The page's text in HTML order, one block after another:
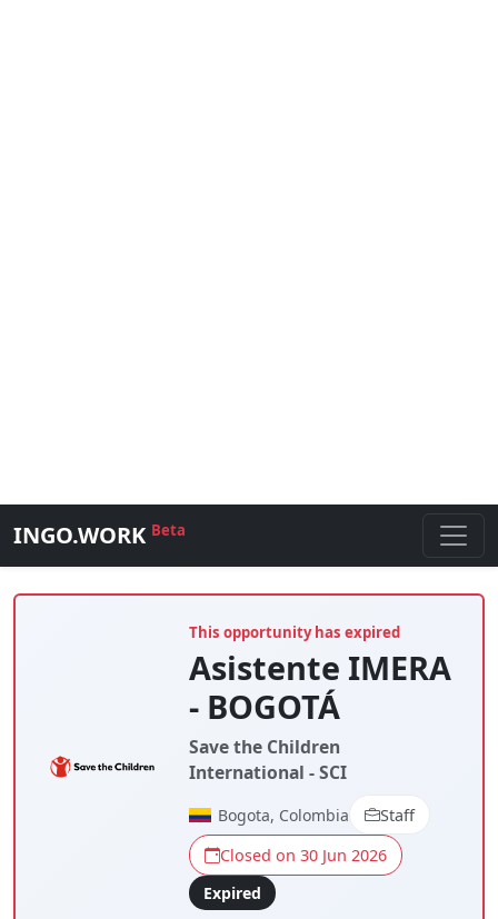
INGO.WORK Beta
This opportunity has expired
Asistente IMERA
- BOGOTÁ
Save the Children
International - SCI
Bogota, Colombia
Staff
Closed on 30 Jun 2026
Expired